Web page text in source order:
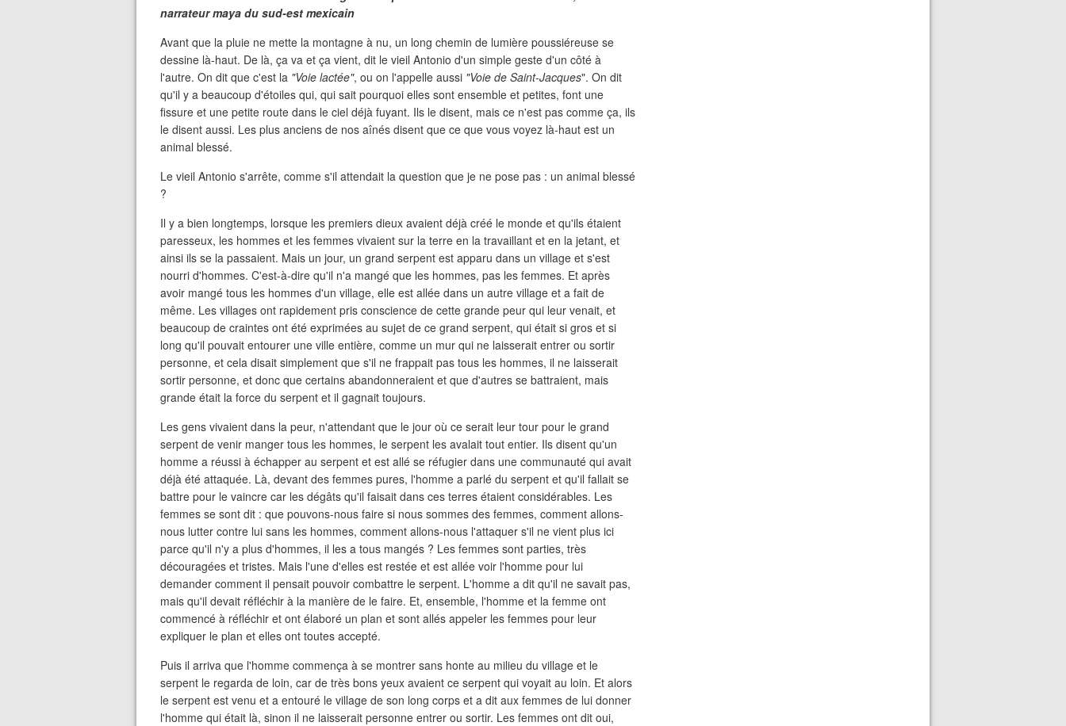
narrateur maya du sud-est mexicain
Avant que la pluie ne mette la montagne à nu, un long chemin de lumière poussiéreuse se
dessine là-haut. De là, ça va et ça vient, dit le vieil Antonio d'un simple geste d'un côté à
l'autre. On dit que c'est la "Voie lactée", ou on l'appelle aussi "Voie de Saint-Jacques". On dit
qu'il y a beaucoup d'étoiles qui, qui sait pourquoi elles sont ensemble et petites, font une
fissure et une petite route dans le ciel déjà fuyant. Ils le disent, mais ce n'est pas comme ça, ils
le disent aussi. Les plus anciens de nos aînés disent que ce que vous voyez là-haut est un
animal blessé.
Le vieil Antonio s'arrête, comme s'il attendait la question que je ne pose pas : un animal blessé
?
Il y a bien longtemps, lorsque les premiers dieux avaient déjà créé le monde et qu'ils étaient
paresseux, les hommes et les femmes vivaient sur la terre en la travaillant et en la jetant, et
ainsi ils se la passaient. Mais un jour, un grand serpent est apparu dans un village et s'est
nourri d'hommes. C'est-à-dire qu'il n'a mangé que les hommes, pas les femmes. Et après
avoir mangé tous les hommes d'un village, elle est allée dans un autre village et a fait de
même. Les villages ont rapidement pris conscience de cette grande peur qui leur venait, et
beaucoup de craintes ont été exprimées au sujet de ce grand serpent, qui était si gros et si
long qu'il pouvait entourer une ville entière, comme un mur qui ne laisserait entrer ou sortir
personne, et cela disait simplement que s'il ne frappait pas tous les hommes, il ne laisserait
sortir personne, et donc que certains abandonneraient et que d'autres se battraient, mais
grande était la force du serpent et il gagnait toujours.
Les gens vivaient dans la peur, n'attendant que le jour où ce serait leur tour pour le grand
serpent de venir manger tous les hommes, le serpent les avalait tout entier. Ils disent qu'un
homme a réussi à échapper au serpent et est allé se réfugier dans une communauté qui avait
déjà été attaquée. Là, devant des femmes pures, l'homme a parlé du serpent et qu'il fallait se
battre pour le vaincre car les dégâts qu'il faisait dans ces terres étaient considérables. Les
femmes se sont dit : que pouvons-nous faire si nous sommes des femmes, comment allons-
nous lutter contre lui sans les hommes, comment allons-nous l'attaquer s'il ne vient plus ici
parce qu'il n'y a plus d'hommes, il les a tous mangés ? Les femmes sont parties, très
découragées et tristes. Mais l'une d'elles est restée et est allée voir l'homme pour lui
demander comment il pensait pouvoir combattre le serpent. L'homme a dit qu'il ne savait pas,
mais qu'il devait réfléchir à la manière de le faire. Et, ensemble, l'homme et la femme ont
commencé à réfléchir et ont élaboré un plan et sont allés appeler les femmes pour leur
expliquer le plan et elles ont toutes accepté.
Puis il arriva que l'homme commença à se montrer sans honte au milieu du village et le
serpent le regarda de loin, car de très bons yeux avaient ce serpent qui voyait au loin. Et alors
le serpent est venu et a entouré le village de son long corps et a dit aux femmes de lui donner
l'homme qui était là, sinon il ne laisserait personne entrer ou sortir. Les femmes ont dit oui,